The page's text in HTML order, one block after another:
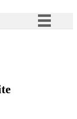
informação